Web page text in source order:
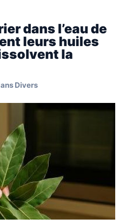
dans l’eau de
leurs huiles
la
Divers